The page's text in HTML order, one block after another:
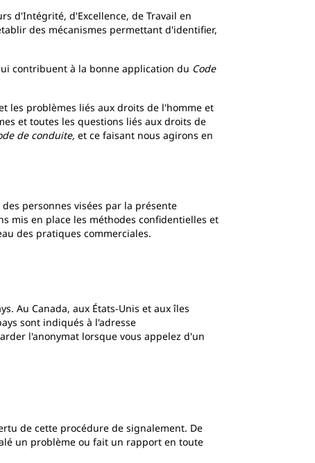
d'Intégrité, d'Excellence, de Travail en
des mécanismes permettant d'identifier,
contribuent à la bonne application du Code
les problèmes liés aux droits de l'homme et
et toutes les questions liés aux droits de
de conduite, et ce faisant nous agirons en
personnes visées par la présente
mis en place les méthodes confidentielles et
des pratiques commerciales.
Au Canada, aux États-Unis et aux îles
sont indiqués à l'adresse
l'anonymat lorsque vous appelez d'un
de cette procédure de signalement. De
un problème ou fait un rapport en toute